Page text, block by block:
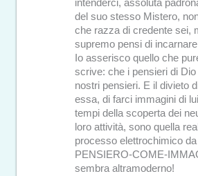
intenderci, assoluta
del suo stesso Mistero,
che razza di credente sei,
supremo pensi di
Io asserisco quello che
scrive: che i pensieri di
nostri pensieri. E il divieto
essa, di farci immagini di
tempi della scoperta dei
loro attività, sono quella
processo elettrochimico
PENSIERO-COME-
sembra altramoderno!